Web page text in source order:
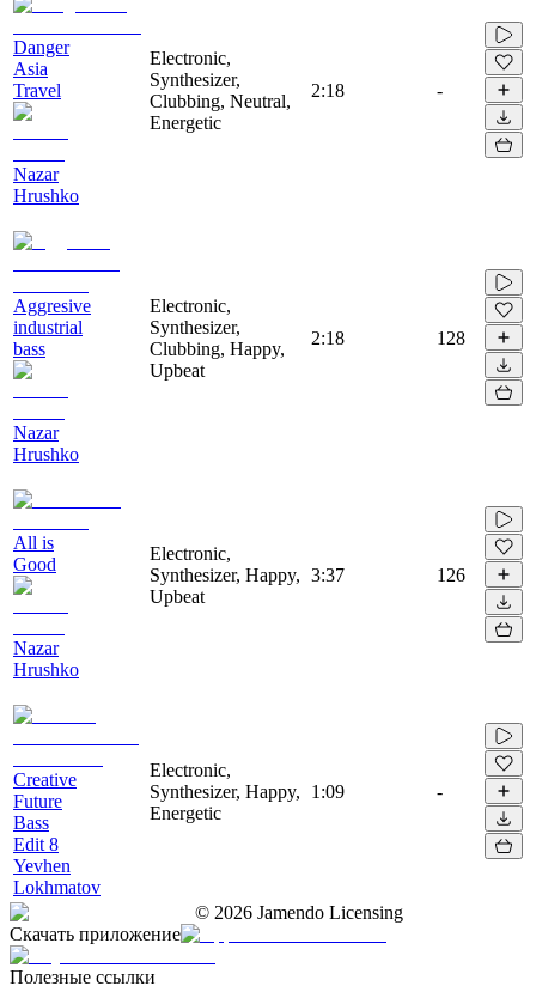
Danger
Asia
Travel
Nazar
Hrushko
Electronic,
Synthesizer,
Clubbing, Neutral,
Energetic
2:18 -
Aggresive
industrial
bass
Nazar
Hrushko
Electronic,
Synthesizer,
Clubbing, Happy,
Upbeat
2:18 128
All is
Good
Nazar
Hrushko
Electronic,
Synthesizer, Happy,
Upbeat
3:37 126
Creative
Future
Bass
Edit 8
Yevhen
Lokhmatov
Electronic,
Synthesizer, Happy,
Energetic
1:09 -
© 2026 Jamendo Licensing
Скачать приложение
Полезные ссылки